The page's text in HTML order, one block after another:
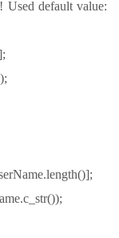
default value: